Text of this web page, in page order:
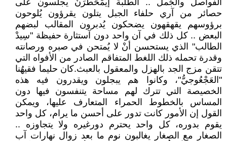
الفواصل والجُمل .. الطلبة إيمْحَطْرَنْ يجلسون على
حصائر من آري حلفاء الجبل يتلون يقرؤون يُلوحون
برؤوسهم يقهقهون يضحكون يُدبرون المقالب لبضهم
البعض .. كل ذلك في آن واحد دون آستثارة حفيظة "سِيدْ
الطالب" الذي يستحسن أنْ لا يُمتحن في صبره ورصانته
وقدرة تحمله ذلك اللغط المتفاقم الصادر من الأفواه التي
تتقن مزج الجد بالهزل والمعقول بالعبث.كان حليما فقيهُنا
"العَجْعُوجيُّ"، وكانوا هم يبجلون ويقدرون فيه هذه
الخصيصة التي تترك لهم مساحة يتنفسون فيها دون
المساس بالخطوط الحمراء المتعارف عليها، ويمكن
القول إن الأمور كانت تدور على أحسن ما يرام، كل واحد
يقوم بدوره، كل واحد يحترم دورغيره ولا يتجاوزه ..
الصغار مع الصغار يغالبون نوم ما بعد زوال نهارات آب